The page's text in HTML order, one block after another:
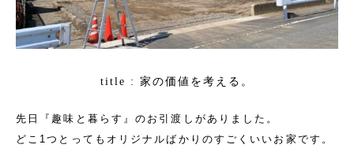
title : 家の価値を考える。
先日『趣味と暮らす』のお引渡しがありました。
どこ1つとってもオリジナルばかりのすごくいいお家です。